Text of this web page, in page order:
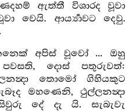
ඇත්තී විශාරද වූවා
වෙයි. ආර්‍ය්‍යාවට දෙවු.
අපිස් වූවෝ ... ඔහු
දොස් පතුරුවත්:
තොමෝ ගිහියකුට
මහණෙනි, ථුල්ලනන්‍දා
දේ දැ යි. සැබැවැ